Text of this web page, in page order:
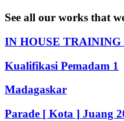
See all our works that
IN HOUSE TRAINING
Kualifikasi Pemadam 1
Madagaskar
Parade [ Kota ] Juang